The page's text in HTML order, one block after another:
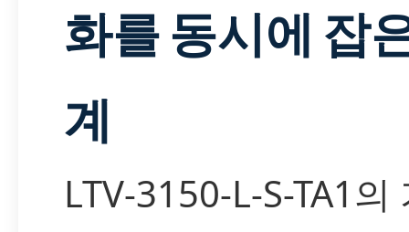
화를 동시에 잡
계
LTV-3150-L-S-TA1의